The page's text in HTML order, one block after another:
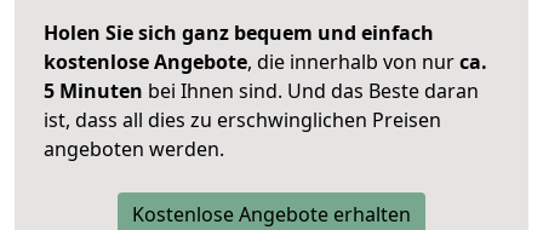
Holen Sie sich ganz bequem und einfach
kostenlose Angebote, die innerhalb von nurca.
5 Minuten bei Ihnen sind. Und das Beste daran
ist, dass all dies zu erschwinglichen Preisen
angeboten werden.
Kostenlose Angebote erhalten